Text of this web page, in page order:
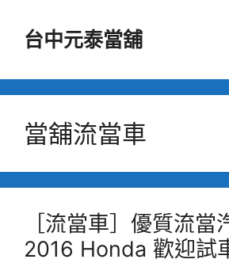
台中元泰當舖
當舖流當車
［流當車］優質流當
2016 Honda 歡迎試